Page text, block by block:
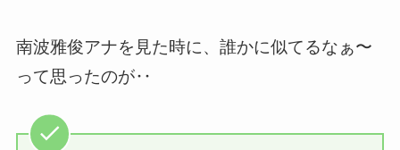
南波雅俊アナを見た時に、誰かに似てるなぁ〜
って思ったのが‥